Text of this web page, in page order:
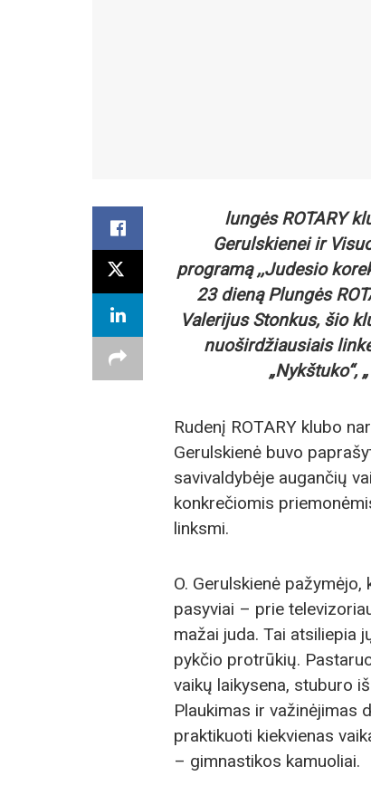
lungės ROTARY
Gerulskienei ir
programą ,,Judesio
23 dieną Plungės
Valerijus Stonkus, šio
nuoširdžiausiais
„Nykštuko“,
Rudenį ROTARY klubo
Gerulskienė buvo
savivaldybėje augančių
konkrečiomis
linksmi.
O. Gerulskienė
pasyviai – prie
mažai juda. Tai atsiliepia
pykčio protrūkių.
vaikų laikysena, stuburo
Plaukimas ir važinėjimas
praktikuoti kiekvienas
– gimnastikos kamuoliai.